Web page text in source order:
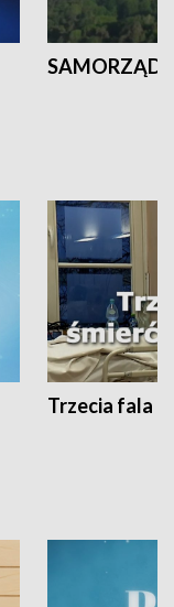
SAMORZĄD
Trzecia fala -